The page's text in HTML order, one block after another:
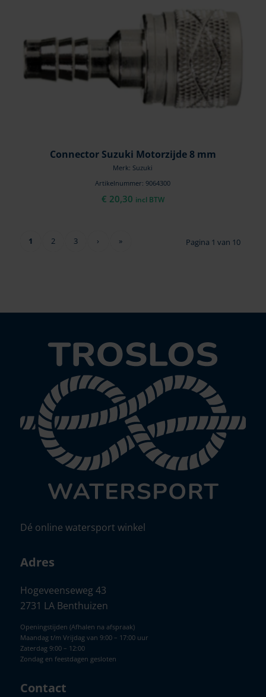
Connector Suzuki Motorzijde 8 mm
Merk: Suzuki
Artikelnummer: 9064300
€ 20,30 incl BTW
Pagina 1 van 10
1 2 3 › »
Dé online watersport winkel
Adres
Hogeveenseweg 43
2731 LA Benthuizen
Openingstijden (Afhalen na afspraak)
Maandag t/m Vrijdag van 9:00 – 17:00 uur
Zaterdag 9:00 – 12:00
Zondag en feestdagen gesloten
Contact